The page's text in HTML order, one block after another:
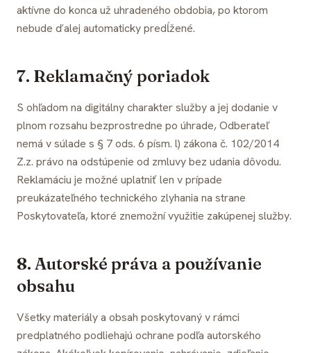
aktívne do konca už uhradeného obdobia, po ktorom
nebude ďalej automaticky predĺžené.
7. Reklamačný poriadok
S ohľadom na digitálny charakter služby a jej dodanie v
plnom rozsahu bezprostredne po úhrade, Odberateľ
nemá v súlade s § 7 ods. 6 písm. l) zákona č. 102/2014
Z.z. právo na odstúpenie od zmluvy bez udania dôvodu.
Reklamáciu je možné uplatniť len v prípade
preukázateľného technického zlyhania na strane
Poskytovateľa, ktoré znemožní využitie zakúpenej služby.
8. Autorské práva a používanie
obsahu
Všetky materiály a obsah poskytovaný v rámci
predplatného podliehajú ochrane podľa autorského